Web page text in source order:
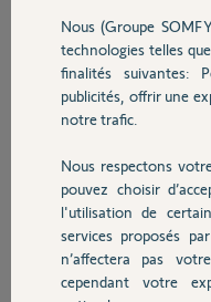
Sécurité
Domotique
Chauffage
Autres produits
Pourriez vous m’aider?
Cordialement
Alain Y.
il y a presque 6 ans
Nous (Groupe
technologies telles
finalités suivantes:
publicités, offrir une
notre trafic.
Nous respectons
pouvez choisir
l'utilisation de
services proposés
n’affectera pas
cependant votre